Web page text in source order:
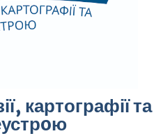
картографії та